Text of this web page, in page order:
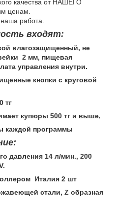
качества от НАШЕГО
ценам.
работа.
входят:
влагозащищенный, не
2 мм, пищевая
управления внутри.
кнопки с круговой
тг
купюры 500 тг и выше,
каждой программы
давления 14 л/мин., 200
Италия 2 шт
стали, Z образная